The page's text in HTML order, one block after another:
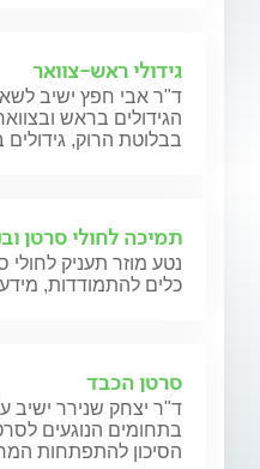
גידולי ראש-צוואר
ד"ר אבי חפץ ישיב
הגידולים בראש
בבלוטת הרוק, גידולים
תמיכה לחולי סרטן
נטע מוזר תעניק
כלים להתמודדות, מידע,
סרטן הכבד
ד"ר יצחק שנירר ישיב
בתחומים הנוגעים
הסיכון להתפתחות